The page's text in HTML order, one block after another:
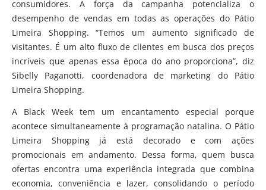
consumidores. A força da campanha potencializa o
desempenho de vendas em todas as operações do Pátio
Limeira Shopping. “Temos um aumento significado de
visitantes. É um alto fluxo de clientes em busca dos preços
incríveis que apenas essa época do ano proporciona”, diz
Sibelly Paganotti, coordenadora de marketing do Pátio
Limeira Shopping.
A Black Week tem um encantamento especial porque
acontece simultaneamente à programação natalina. O Pátio
Limeira Shopping já está decorado e com ações
promocionais em andamento. Dessa forma, quem busca
ofertas encontra uma experiência integrada que combina
economia, conveniência e lazer, consolidando o período